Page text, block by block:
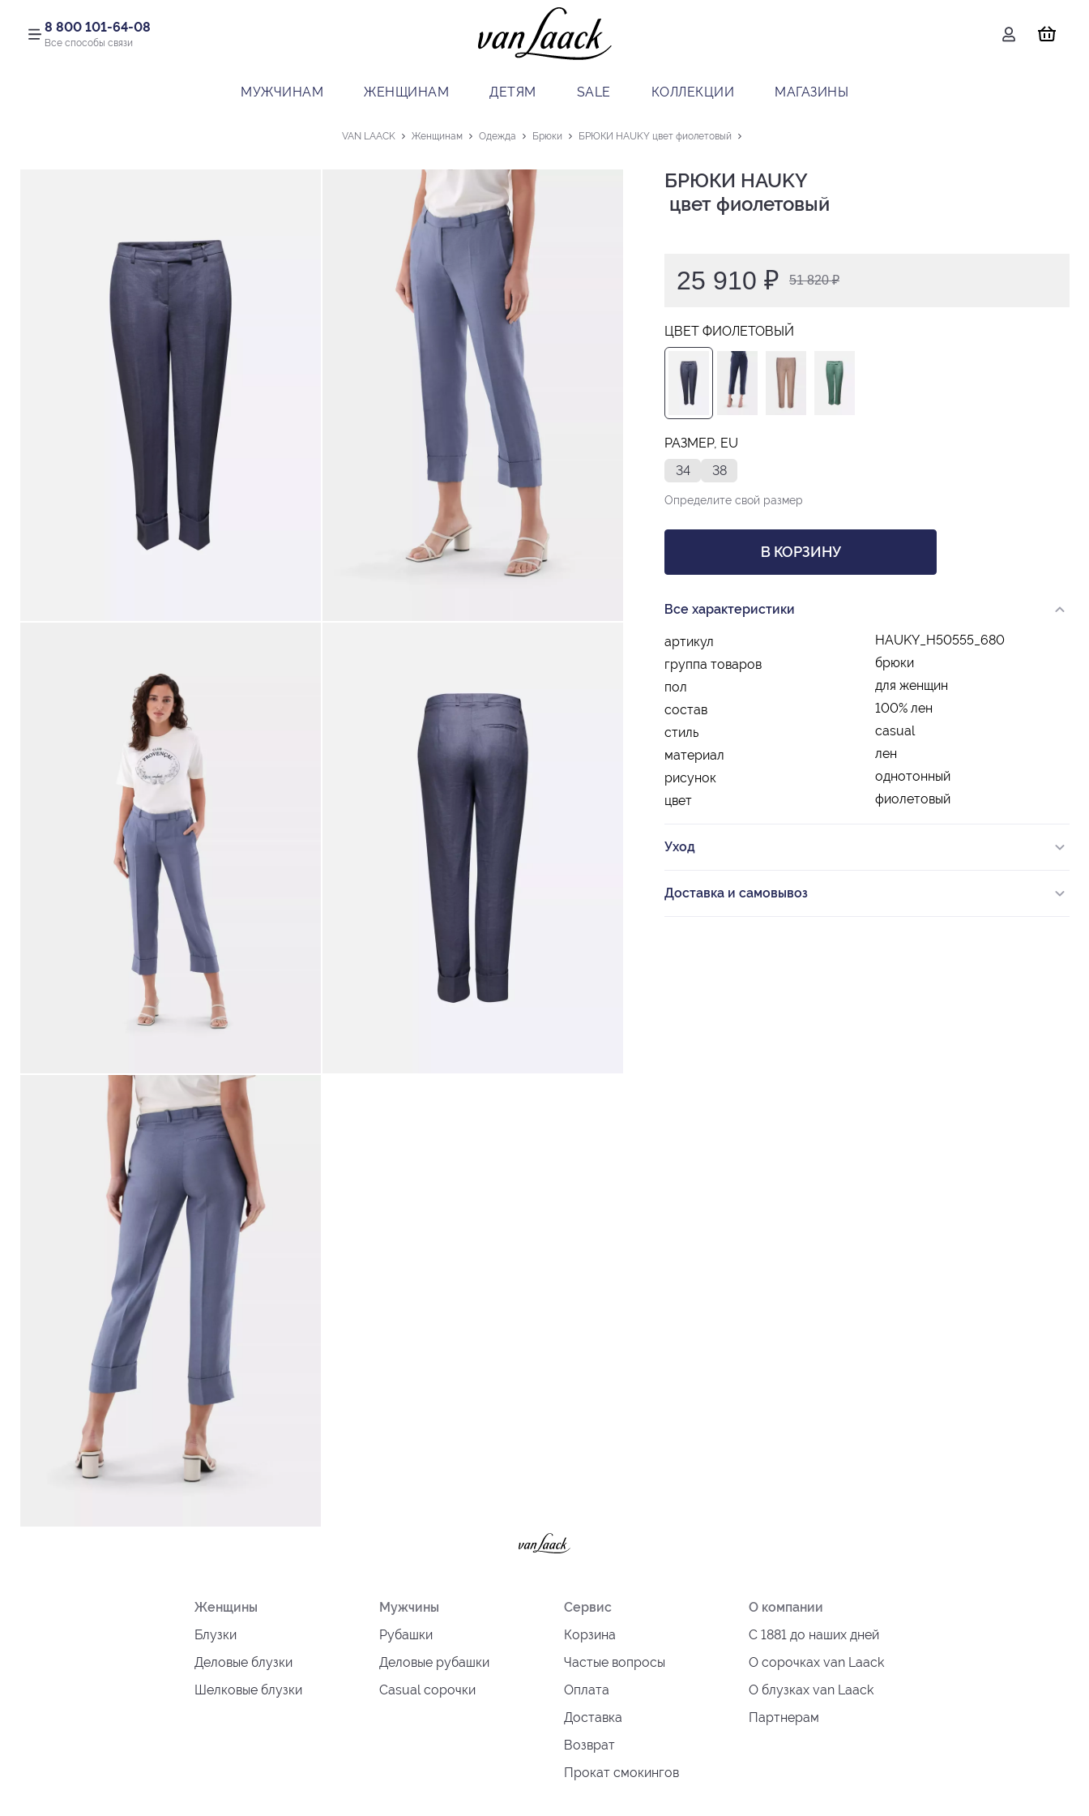
8 800 101-64-08
Все способы связи
МУЖЧИНАМ ЖЕНЩИНАМ ДЕТЯМ SALE КОЛЛЕКЦИИ МАГАЗИНЫ
VAN LAACK Женщинам Одежда Брюки БРЮКИ HAUKY цвет фиолетовый
БРЮКИ HAUKY
цвет фиолетовый
25 910 ₽ 51 820 ₽
ЦВЕТ ФИОЛЕТОВЫЙ
РАЗМЕР, EU
34
38
Определите свой размер
В КОРЗИНУ
Все характеристики
артикул
HAUKY_H50555_680
группа товаров
брюки
пол
для женщин
состав
100% лен
стиль
casual
материал
лен
рисунок
однотонный
цвет
фиолетовый
Уход
Доставка и самовывоз
Женщины
Блузки
Деловые блузки
Шелковые блузки
Мужчины
Рубашки
Деловые рубашки
Casual сорочки
Сервис
Корзина
Частые вопросы
Оплата
Доставка
Возврат
Прокат смокингов
О компании
С 1881 до наших дней
О сорочках van Laack
О блузках van Laack
Партнерам